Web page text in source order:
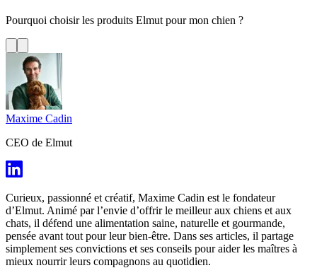
Pourquoi choisir les produits Elmut pour mon chien ?
Maxime Cadin
CEO de Elmut
Curieux, passionné et créatif, Maxime Cadin est le fondateur
d’Elmut. Animé par l’envie d’offrir le meilleur aux chiens et aux
chats, il défend une alimentation saine, naturelle et gourmande,
pensée avant tout pour leur bien-être. Dans ses articles, il partage
simplement ses convictions et ses conseils pour aider les maîtres à
mieux nourrir leurs compagnons au quotidien.